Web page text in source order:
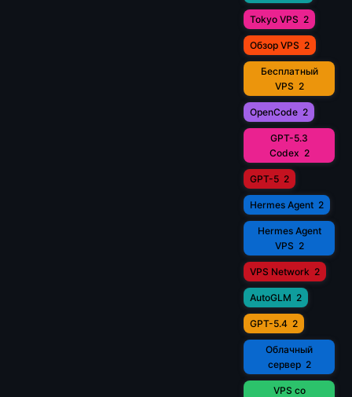
Tokyo VPS 2
Обзор VPS 2
Бесплатный
VPS 2
OpenCode 2
GPT-5.3
Codex 2
GPT-5 2
Hermes Agent 2
Hermes Agent
VPS 2
VPS Network 2
AutoGLM 2
GPT-5.4 2
Облачный
сервер 2
VPS со